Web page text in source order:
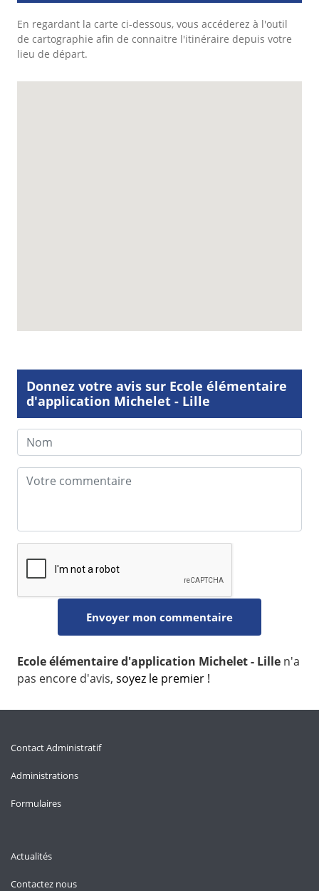
En regardant la carte ci-dessous, vous accéderez à l'outil
de cartographie afin de connaitre l'itinéraire depuis votre
lieu de départ.
Donnez votre avis sur Ecole élémentaire
d'application Michelet - Lille
Ecole élémentaire d'application Michelet - Lille n'a
pas encore d'avis, soyez le premier !
Contact Administratif
Administrations
Formulaires
Actualités
Contactez nous